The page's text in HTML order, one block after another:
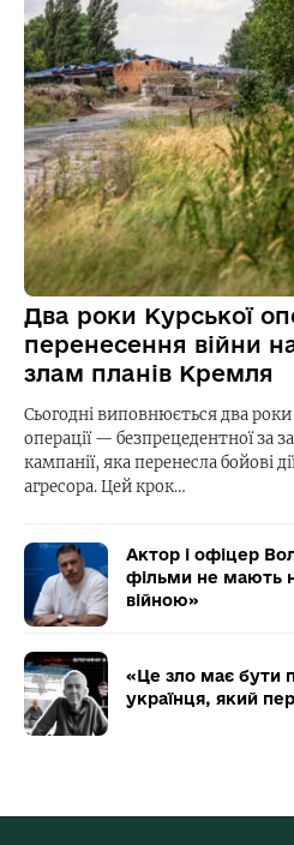
Два роки Курської
перенесення війни
злам планів Кремля
Сьогодні виповнюється два роки
операції — безпрецедентної за
кампанії, яка перенесла бойові
агресора. Цей крок…
Актор і офіцер
фільми не мають
війною»
«Це зло має бути
українця, який